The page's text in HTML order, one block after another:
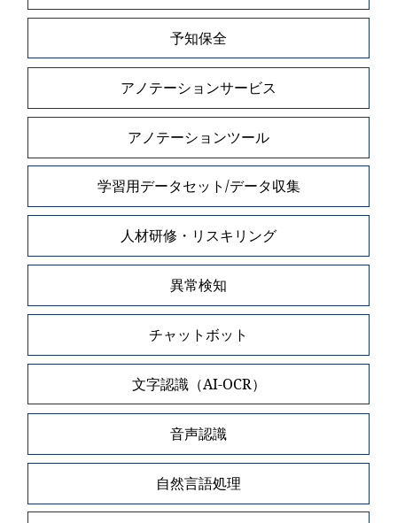
予知保全
アノテーションサービス
アノテーションツール
学習用データセット/データ収集
人材研修・リスキリング
異常検知
チャットボット
文字認識（AI-OCR）
音声認識
自然言語処理